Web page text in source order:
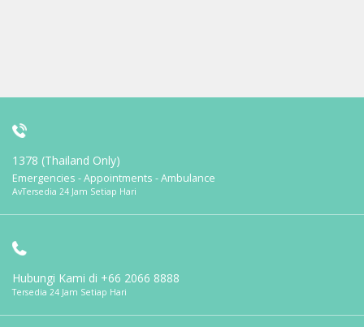
1378 (Thailand Only)
Emergencies - Appointments - Ambulance
AvTersedia 24 Jam Setiap Hari
Hubungi Kami di +66 2066 8888
Tersedia 24 Jam Setiap Hari